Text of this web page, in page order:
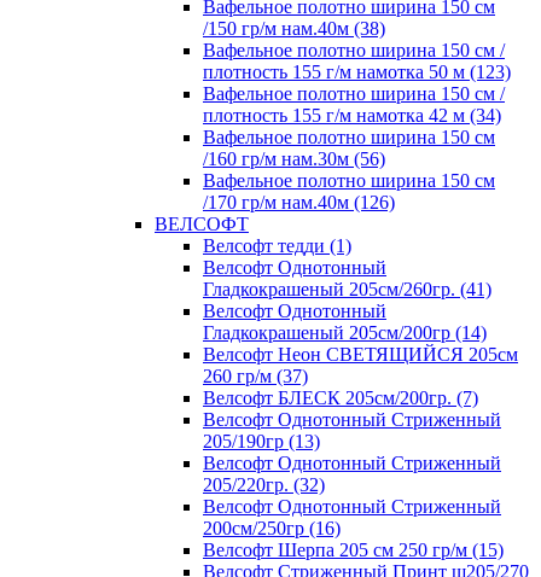
Вафельное полотно ширина 150 см
/150 гр/м нам.40м (38)
Вафельное полотно ширина 150 см /
плотность 155 г/м намотка 50 м (123)
Вафельное полотно ширина 150 см /
плотность 155 г/м намотка 42 м (34)
Вафельное полотно ширина 150 см
/160 гр/м нам.30м (56)
Вафельное полотно ширина 150 см
/170 гр/м нам.40м (126)
ВЕЛСОФТ
Велсофт тедди (1)
Велсофт Однотонный
Гладкокрашеный 205см/260гр. (41)
Велсофт Однотонный
Гладкокрашеный 205см/200гр (14)
Велсофт Неон СВЕТЯЩИЙСЯ 205см
260 гр/м (37)
Велсофт БЛЕСК 205см/200гр. (7)
Велсофт Однотонный Стриженный
205/190гр (13)
Велсофт Однотонный Стриженный
205/220гр. (32)
Велсофт Однотонный Стриженный
200см/250гр (16)
Велсофт Шерпа 205 см 250 гр/м (15)
Велсофт Стриженный Принт ш205/270